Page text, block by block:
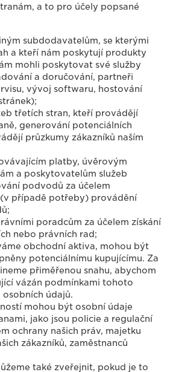
a to pro účely popsané
subdodavatelům, se kterými
a kteří nám poskytují produkty
mohli poskytovat své služby
a doručování, partneři
vývoj softwaru, hostování
třetích stran, kteří provádějí
generování potenciálních
průzkumy zákazníků naším
platby, úvěrovým
a poskytovatelům služeb
podvodů za účelem
případě potřeby) provádění
poradcům za účelem získání
nebo právních rad;
obchodní aktiva, mohou být
potenciálnímu kupujícímu. Za
přiměřenou snahu, abychom
vázán podmínkami tohoto
osobních údajů.
mohou být osobní údaje
jako jsou policie a regulační
ochrany našich práv, majetku
zákazníků, zaměstnanců
také zveřejnit, pokud je to